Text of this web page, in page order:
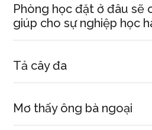
Phòng học đặt ở đâu sẽ
giúp cho sự nghiệp học
Tả cây đa
Mơ thấy ông bà ngoại